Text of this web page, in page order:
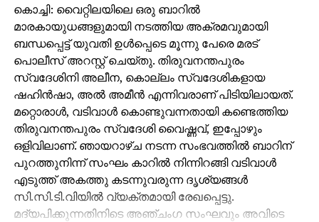
കൊച്ചി: വൈറ്റിലയിലെ ഒരു ബാറില്‍
മാരകായുധങ്ങളുമായി നടത്തിയ അക്രമവുമായി
ബന്ധപ്പെട്ട് യുവതി ഉള്‍പ്പെടെ മൂന്നു പേരെ മരട്
പൊലീസ് അറസ്റ്റ് ചെയ്തു. തിരുവനന്തപുരം
സ്വദേശിനി അലീന, കൊല്ലം സ്വദേശികളായ
ഷഹിന്‍ഷാ, അല്‍ അമീന്‍ എന്നിവരാണ് പിടിയിലായത്.
മറ്റൊരാള്‍, വടിവാള്‍ കൊണ്ടുവന്നതായി കണ്ടെത്തിയ
തിരുവനന്തപുരം സ്വദേശി വൈഷ്ണവ്, ഇപ്പോഴും
ഒളിവിലാണ്. ഞായറാഴ്ച നടന്ന സംഭവത്തില്‍ ബാറിന്
പുറത്തുനിന്ന് സംഘം കാറില്‍ നിന്നിറങ്ങി വടിവാള്‍
എടുത്ത് അകത്തു കടന്നുവരുന്ന ദൃശ്യങ്ങള്‍
സി.സി.ടി.വിയില്‍ വ്യക്തമായി രേഖപ്പെട്ടു.
മദ്യപിക്കുന്നതിനിടെ അഞ്ചംഗ സംഘവും അവിടെ